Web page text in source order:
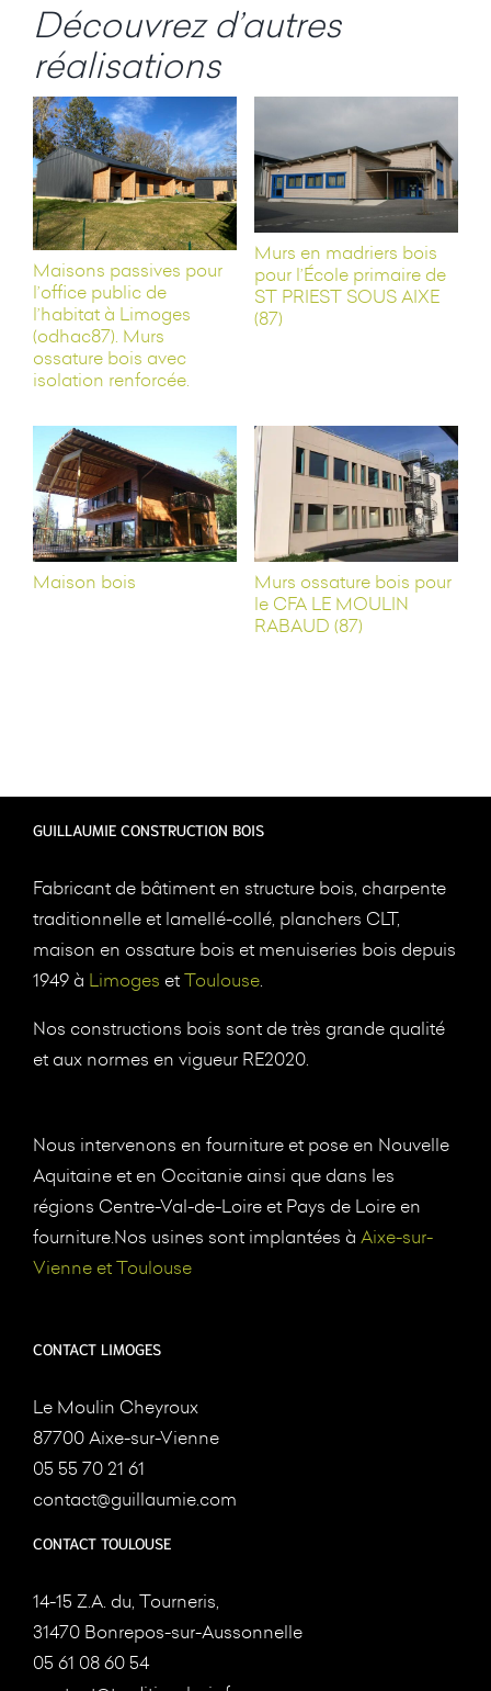
Découvrez d’autres
réalisations
Maisons passives pour
l’office public de
l’habitat à Limoges
(odhac87). Murs
ossature bois avec
isolation renforcée.
Murs en madriers bois
pour l’École primaire de
ST PRIEST SOUS AIXE
(87)
Maison bois
Murs ossature bois pour
le CFA LE MOULIN
RABAUD (87)
GUILLAUMIE CONSTRUCTION BOIS
Fabricant de bâtiment en structure bois, charpente
traditionnelle et lamellé-collé, planchers CLT,
maison en ossature bois et menuiseries bois depuis
1949 à Limoges etToulouse.
Nos constructions bois sont de très grande qualité
et aux normes en vigueur RE2020.
Nous intervenons en fourniture et pose en Nouvelle
Aquitaine et en Occitanie ainsi que dans les
régions Centre-Val-de-Loire et Pays de Loire en
fourniture.Nos usines sont implantées à Aixe-sur-
Vienne et Toulouse
CONTACT LIMOGES
Le Moulin Cheyroux
87700 Aixe-sur-Vienne
05 55 70 21 61
contact@guillaumie.com
CONTACT TOULOUSE
14-15 Z.A. du, Tourneris,
31470 Bonrepos-sur-Aussonnelle
05 61 08 60 54